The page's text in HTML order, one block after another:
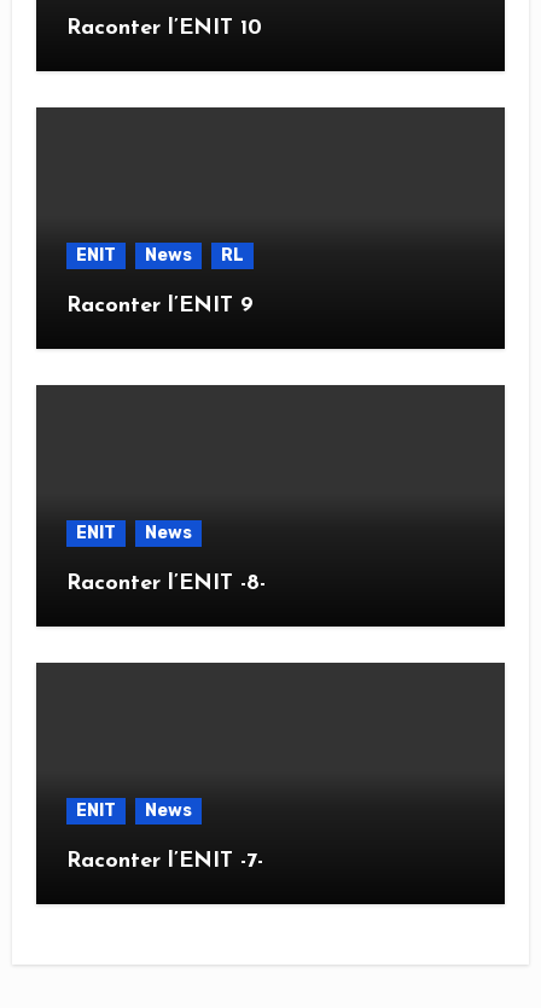
Raconter l’ENIT 10
ENIT News RL
Raconter l’ENIT 9
ENIT News
Raconter l’ENIT -8-
ENIT News
Raconter l’ENIT -7-